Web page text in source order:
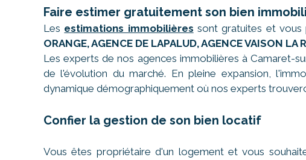
Faire estimer gratuitement son bien
Les estimations immobilières sont gratuites et
ORANGE, AGENCE DE LAPALUD, AGENCE VAISON LA
Les experts de nos agences immobilières à Camaret-
de l'évolution du marché. En pleine expansion,
dynamique démographiquement où nos experts
Confier la gestion de son bien locatif
Vous êtes propriétaire d'un logement et vous